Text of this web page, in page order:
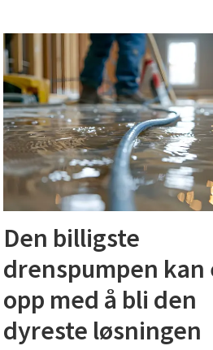
Den billigste
drenspumpen kan
opp med å bli den
dyreste løsningen